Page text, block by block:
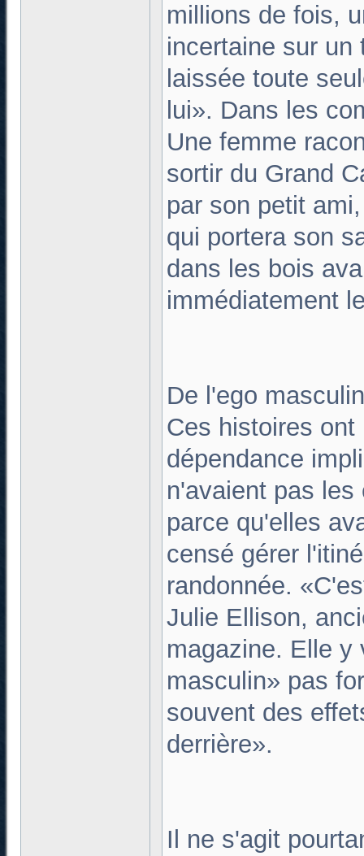
millions de fois,
incertaine sur un
laissée toute
lui». Dans les
Une femme
sortir du Grand
par son petit
qui portera son
dans les bois
immédiatement
De l'ego
Ces histoires
dépendance
n'avaient pas
parce qu'elles
censé gérer
randonnée.
Julie Ellison,
magazine. Elle y
masculin» pas
souvent des
derrière».
Il ne s'agit